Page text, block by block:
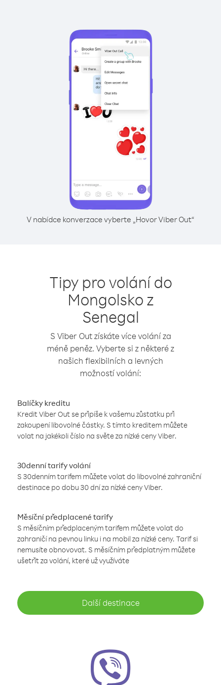
V nabídce konverzace vyberte „Hovor Viber Out“
Tipy pro volání do
Mongolsko z
Senegal
S Viber Out získáte více volání za
méně peněz. Vyberte si z některé z
našich flexibilních a levných
možností volání:
Balíčky kreditu
Kredit Viber Out se připíše k vašemu zůstatku při
zakoupení libovolné částky. S tímto kreditem můžete
volat na jakékoli číslo na světe za nízké ceny Viber.
30denní tarify volání
S 30denním tarifem můžete volat do libovolné zahraniční
destinace po dobu 30 dní za nízké ceny Viber.
Měsíční předplacené tarify
S měsíčním předplaceným tarifem můžete volat do
zahraničí na pevnou linku i na mobil za nízké ceny. Tarif si
nemusíte obnovovat. S měsíčním předplatným můžete
ušetřit za volání, které už využíváte
Další destinace